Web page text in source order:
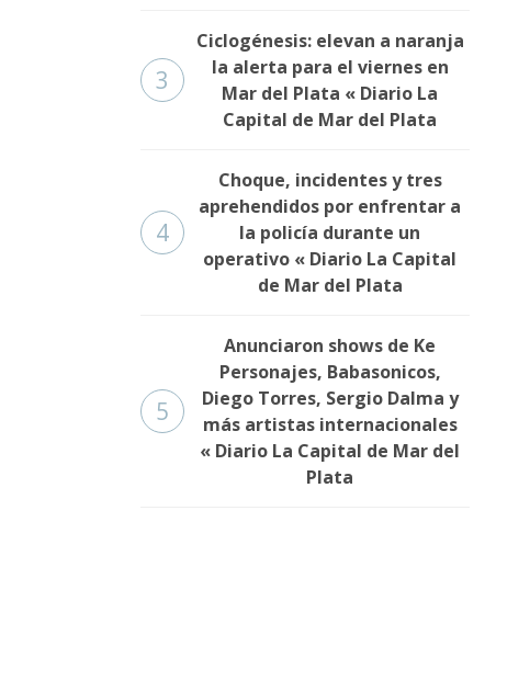
3
Ciclogénesis: elevan a naranja
la alerta para el viernes en
Mar del Plata « Diario La
Capital de Mar del Plata
4
Choque, incidentes y tres
aprehendidos por enfrentar a
la policía durante un
operativo « Diario La Capital
de Mar del Plata
5
Anunciaron shows de Ke
Personajes, Babasonicos,
Diego Torres, Sergio Dalma y
más artistas internacionales
« Diario La Capital de Mar del
Plata